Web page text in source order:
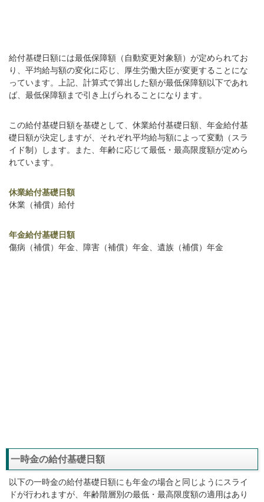
給付基礎日額には最低保障額（自動変更対象額）が定められてお
り、平均給与額の変化に応じ、厚生労働大臣が変更することにな
っています。上記、計算式で算出した額が最低保障額以下であれ
ば、最低保障額まで引き上げられることになります。
この給付基礎日額を基礎として、休業給付基礎日額、年金給付基
礎日額が決定しますが、それぞれ平均給与額によって変動（スラ
イド制）します。また、年齢に応じて最低・最高限度額が定めら
れています。
休業給付基礎日額
休業（補償）給付
年金給付基礎日額
傷病（補償）年金、障害（補償）年金、遺族（補償）年金
一時金の給付基礎日額
以下の一時金の給付基礎日額にも年金の場合と同じようにスライ
ドが行われますが、年齢階層別の最低・最高限度額の適用はあり